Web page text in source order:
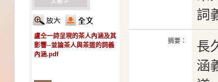
盧仝一詩呈現的茶人內涵及其
影響─並論茶人與茶道的詞義
內涵.pdf
詞
摘要：
長
涵